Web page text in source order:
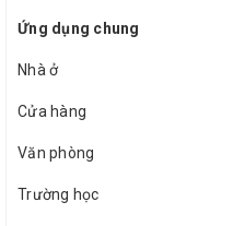
Ứng dụng chung
Nhà ở
Cửa hàng
Văn phòng
Trường học